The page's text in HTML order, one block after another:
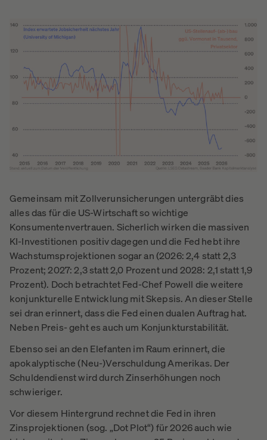
Gemeinsam mit Zollverunsicherungen untergräbt dies
alles das für die US-Wirtschaft so wichtige
Konsumentenvertrauen. Sicherlich wirken die massiven
KI-Investitionen positiv dagegen und die Fed hebt ihre
Wachstumsprojektionen sogar an (2026: 2,4 statt 2,3
Prozent; 2027: 2,3 statt 2,0 Prozent und 2028: 2,1 statt 1,9
Prozent). Doch betrachtet Fed-Chef Powell die weitere
konjunkturelle Entwicklung mit Skepsis. An dieser Stelle
sei dran erinnert, dass die Fed einen dualen Auftrag hat.
Neben Preis- geht es auch um Konjunkturstabilität.
Ebenso sei an den Elefanten im Raum erinnert, die
apokalyptische (Neu-)Verschuldung Amerikas. Der
Schuldendienst wird durch Zinserhöhungen noch
schwieriger.
Vor diesem Hintergrund rechnet die Fed in ihren
Zinsprojektionen (sog. „Dot Plot“) für 2026 auch wie